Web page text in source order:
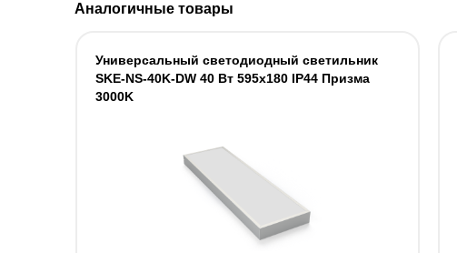
Аналогичные товары
Универсальный светодиодный светильник
SKE-NS-40K-DW 40 Вт 595x180 IP44 Призма
3000K